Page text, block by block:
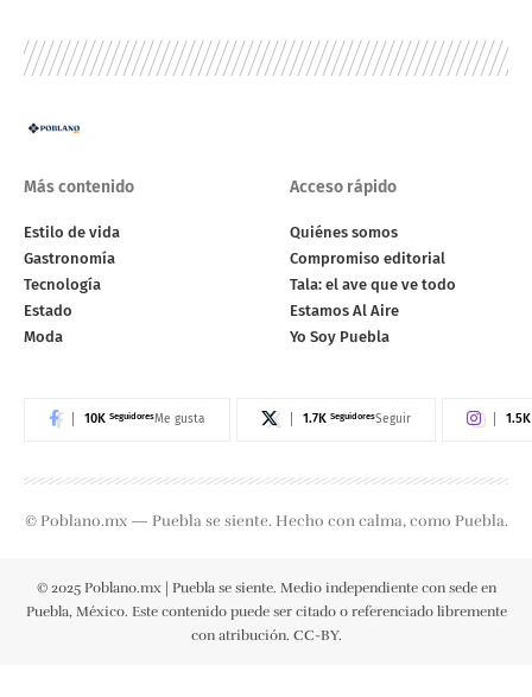
Más contenido
Estilo de vida
Gastronomía
Tecnología
Estado
Moda
Acceso rápido
Quiénes somos
Compromiso editorial
Tala: el ave que ve todo
Estamos Al Aire
Yo Soy Puebla
10K SeguidoresMe gusta 1.7K SeguidoresSeguir 1.5K
© Poblano.mx — Puebla se siente. Hecho con calma, como Puebla.
© 2025 Poblano.mx | Puebla se siente. Medio independiente con sede en
Puebla, México. Este contenido puede ser citado o referenciado libremente
con atribución. CC-BY.